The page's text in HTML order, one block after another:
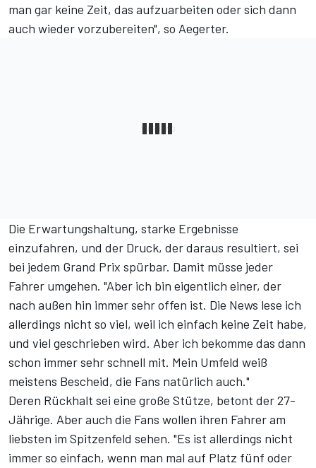
man gar keine Zeit, das aufzuarbeiten oder sich dann
auch wieder vorzubereiten", so Aegerter.
Die Erwartungshaltung, starke Ergebnisse
einzufahren, und der Druck, der daraus resultiert, sei
bei jedem Grand Prix spürbar. Damit müsse jeder
Fahrer umgehen. "Aber ich bin eigentlich einer, der
nach außen hin immer sehr offen ist. Die News lese ich
allerdings nicht so viel, weil ich einfach keine Zeit habe,
und viel geschrieben wird. Aber ich bekomme das dann
schon immer sehr schnell mit. Mein Umfeld weiß
meistens Bescheid, die Fans natürlich auch."
Deren Rückhalt sei eine große Stütze, betont der 27-
Jährige. Aber auch die Fans wollen ihren Fahrer am
liebsten im Spitzenfeld sehen. "Es ist allerdings nicht
immer so einfach, wenn man mal auf Platz fünf oder